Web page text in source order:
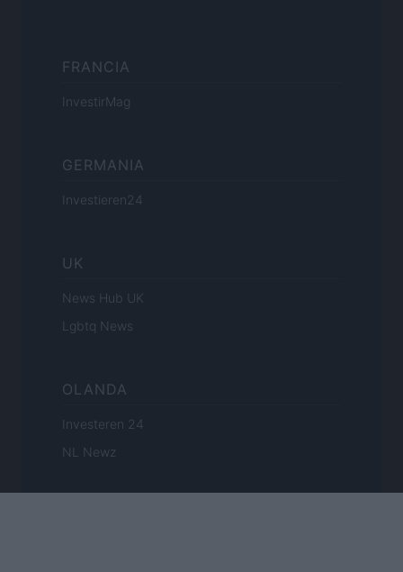
FRANCIA
InvestirMag
GERMANIA
Investieren24
UK
News Hub UK
Lgbtq News
OLANDA
Investeren 24
NL Newz